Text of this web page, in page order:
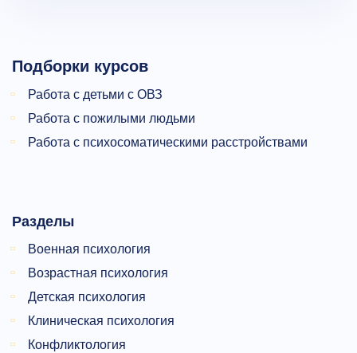
Подборки курсов
Работа с детьми с ОВЗ
Работа с пожилыми людьми
Работа с психосоматическими расстройствами
Разделы
Военная психология
Возрастная психология
Детская психология
Клиническая психология
Конфликтология